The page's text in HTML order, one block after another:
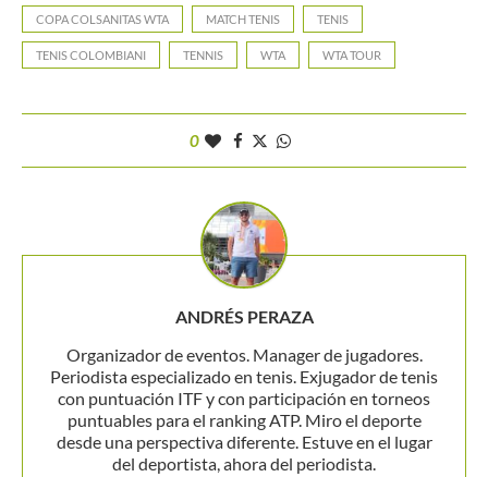
COPA COLSANITAS WTA MATCH TENIS TENIS
TENIS COLOMBIANI TENNIS WTA WTA TOUR
0
ANDRÉS PERAZA
Organizador de eventos. Manager de jugadores.
Periodista especializado en tenis. Exjugador de tenis
con puntuación ITF y con participación en torneos
puntuables para el ranking ATP. Miro el deporte
desde una perspectiva diferente. Estuve en el lugar
del deportista, ahora del periodista.